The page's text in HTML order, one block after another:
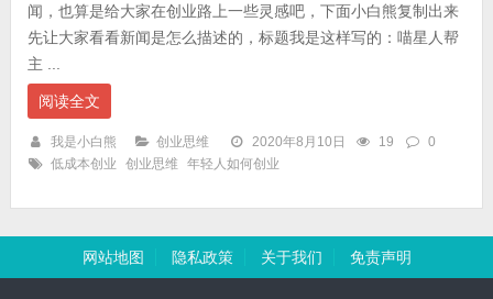
闻，也算是给大家在创业路上一些灵感吧，下面小白熊复制出来
先让大家看看新闻是怎么描述的，标题我是这样写的：喵星人帮
主 ...
阅读全文
我是小白熊 创业思维 2020年8月10日 19
0
低成本创业
创业思维 年轻人如何创业
网站地图 隐私政策 关于我们 免责声明